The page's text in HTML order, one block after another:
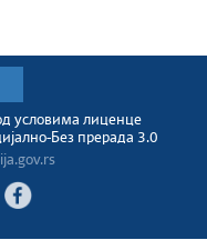
условима лиценце
Без прерада 3.0